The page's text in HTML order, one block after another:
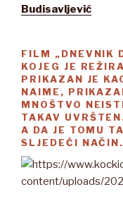
Budisavljević
FILM „DNEVNIK
KOJEG JE
PRIKAZAN JE
NAIME,
MNOŠTVO
TAKAV
A DA JE TOMU
SLJEDEĆI NAČIN.